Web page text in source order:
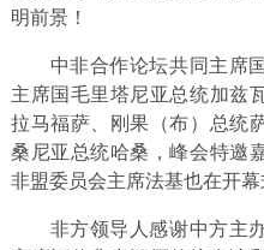
明前景！
中非合作论坛共同主席国
主席国毛里塔尼亚总统加兹
拉马福萨、刚果（布）总统
桑尼亚总统哈桑，峰会特邀
非盟委员会主席法基也在开幕
非方领导人感谢中方主办